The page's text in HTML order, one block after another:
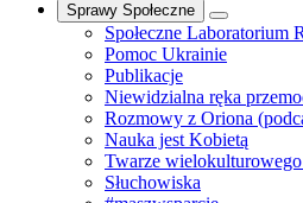
Sprawy Społeczne
Społeczne Laboratorium
Pomoc Ukrainie
Publikacje
Niewidzialna ręka
Rozmowy z Oriona
Nauka jest Kobietą
Twarze wielokulturowego
Słuchowiska